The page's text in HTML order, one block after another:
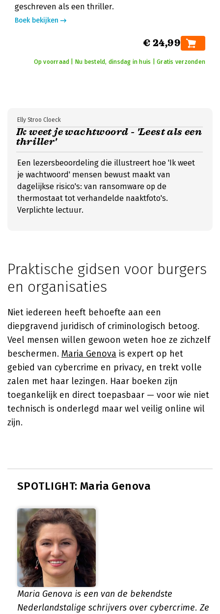
geschreven als een thriller.
Boek bekijken
€ 24,99
Op voorraad | Nu besteld, dinsdag in huis | Gratis verzonden
Ik weet je wachtwoord - 'Leest als een
thriller'
Elly Stroo Cloeck
Een lezersbeoordeling die illustreert hoe 'Ik weet
je wachtwoord' mensen bewust maakt van
dagelijkse risico's: van ransomware op de
thermostaat tot verhandelde naaktfoto's.
Verplichte lectuur.
Praktische gidsen voor burgers
en organisaties
Niet iedereen heeft behoefte aan een
diepgravend juridisch of criminologisch betoog.
Veel mensen willen gewoon weten hoe ze zichzelf
beschermen. Maria Genova is expert op het
gebied van cybercrime en privacy, en trekt volle
zalen met haar lezingen. Haar boeken zijn
toegankelijk en direct toepasbaar — voor wie niet
technisch is onderlegd maar wel veilig online wil
zijn.
SPOTLIGHT: Maria Genova
Maria Genova is een van de bekendste
Nederlandstalige schrijvers over cybercrime. Ze